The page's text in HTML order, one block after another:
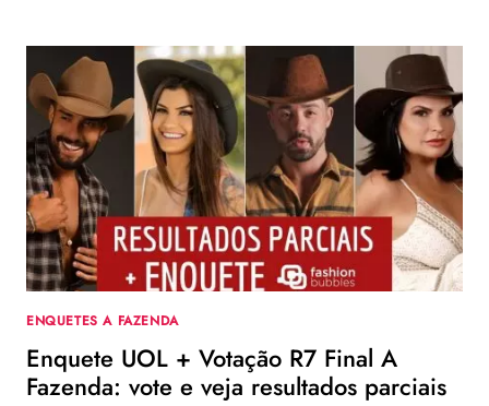
ENQUETES A FAZENDA
Enquete UOL + Votação R7 Final A
Fazenda: vote e veja resultados parciais